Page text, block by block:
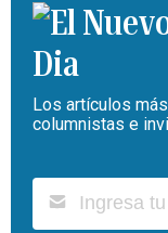
Los artículos
columnistas e